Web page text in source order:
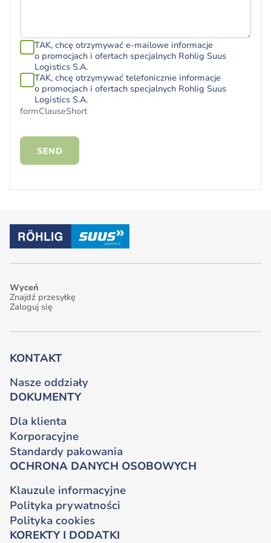
TAK, chcę otrzymywać e-mailowe informacje
o promocjach i ofertach specjalnych Rohlig Suus
Logistics S.A.
TAK, chcę otrzymywać telefonicznie informacje
o promocjach i ofertach specjalnych Rohlig Suus
Logistics S.A.
formClauseShort
SEND
Wyceń
Znajdź przesyłkę
Zaloguj się
KONTAKT
Nasze oddziały
DOKUMENTY
Dla klienta
Korporacyjne
Standardy pakowania
OCHRONA DANYCH OSOBOWYCH
Klauzule informacyjne
Polityka prywatności
Polityka cookies
KOREKTY I DODATKI